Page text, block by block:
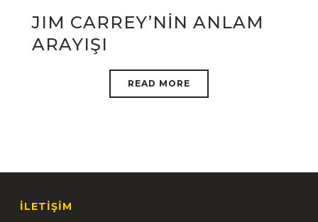
JIM CARREY’NİN ANLAM
ARAYIŞI
READ MORE
İLETİŞİM